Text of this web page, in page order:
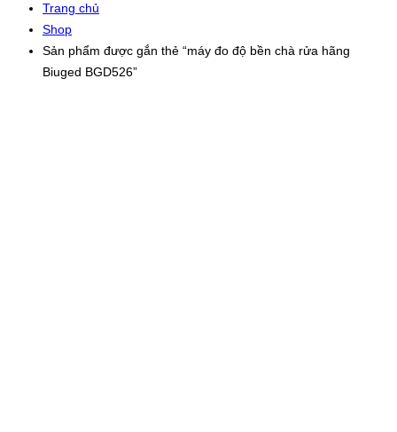
Trang chủ
Shop
Sản phẩm được gắn thẻ “máy đo độ bền chà rửa hãng
Biuged BGD526”